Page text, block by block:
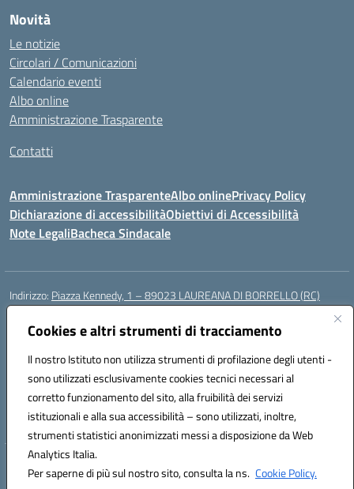
Cookies e altri strumenti di tracciamento
Il nostro Istituto non utilizza strumenti di profilazione degli utenti -
sono utilizzati esclusivamente cookies tecnici necessari al
corretto funzionamento del sito, alla fruibilità dei servizi
istituzionali e alla sua accessibilità – sono utilizzati, inoltre,
strumenti statistici anonimizzati messi a disposizione da Web
Analytics Italia.
Per saperne di più sul nostro sito, consulta la ns. Cookie Policy.
Novità
Le notizie
Circolari / Comunicazioni
Calendario eventi
Albo online
Amministrazione Trasparente
Contatti
Amministrazione TrasparenteAlbo onlinePrivacy Policy
Dichiarazione di accessibilitàObiettivi di Accessibilità
Note LegaliBacheca Sindacale
Indirizzo: Piazza Kennedy, 1 – 89023 LAUREANA DI BORRELLO (RC)
Centralino:
Posta elettronica certificata (PEC):rcic84800t@pec.istruzione.it
Codice fiscale: 82000940807
Codice meccanografico:RCIC84800T
Codice Indice delle Pubbliche Amministrazioni (IPA): istsc_rcic84800t
Codice unico di fatturazione (CUF): UF3A7N
Hosting & Powered by 3D Solution S.r.l.
Concept & Design by Designers Italia